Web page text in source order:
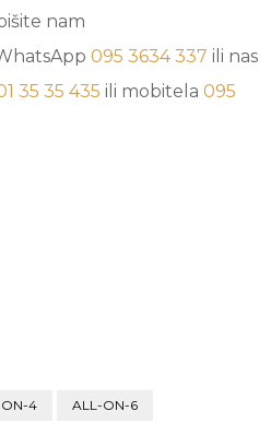
nam
095 3634 337 ili nas
35 35 435 ili mobitela 095
4 ALL-ON-6